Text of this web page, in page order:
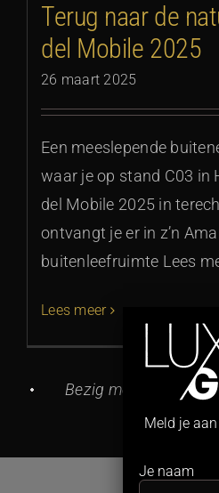
Terug naar de
del Mobile 2025
26 maart 2025
Een meeslepende
waar je op stand C03 in
del Mobile 2025 in
ontvangt je er in z’n
buitenleefruimte Lees
Lees meer
Meld je
Je naam